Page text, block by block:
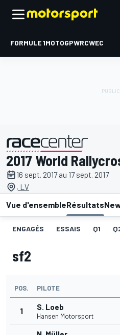
FORMULE 1MOTOGPWRCWEC
présenté par
2017 World
16 sept. 2017 au 17 sept. 2017
, LV
Vue d'ensembleRésultats
ENGAGÉS ESSAIS Q1
sf2
POS. PILOTE
1 S. Loeb
Hansen Motorsport